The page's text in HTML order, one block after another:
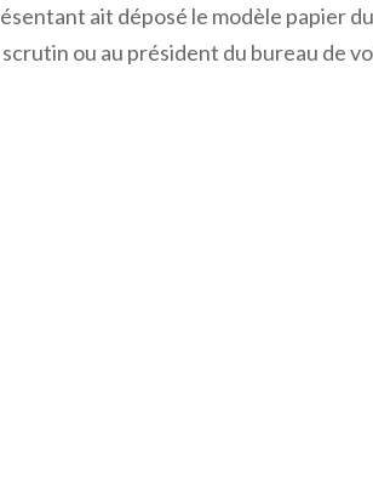
ait déposé le modèle papier
ou au président du bureau de